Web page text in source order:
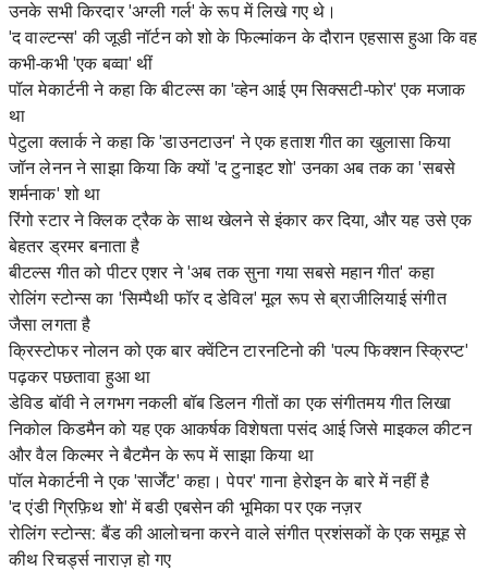
उनके सभी किरदार 'अग्ली गर्ल' के रूप में लिखे गए थे।
'द वाल्टन्स' की जूडी नॉर्टन को शो के फिल्मांकन के दौरान एहसास हुआ कि वह
कभी-कभी 'एक बव्वा' थीं
पॉल मेकार्टनी ने कहा कि बीटल्स का 'व्हेन आई एम सिक्सटी-फोर' एक मजाक
था
पेटुला क्लार्क ने कहा कि 'डाउनटाउन' ने एक हताश गीत का खुलासा किया
जॉन लेनन ने साझा किया कि क्यों 'द टुनाइट शो' उनका अब तक का 'सबसे
शर्मनाक' शो था
रिंगो स्टार ने क्लिक ट्रैक के साथ खेलने से इंकार कर दिया, और यह उसे एक
बेहतर ड्रमर बनाता है
बीटल्स गीत को पीटर एशर ने 'अब तक सुना गया सबसे महान गीत' कहा
रोलिंग स्टोन्स का 'सिम्पैथी फॉर द डेविल' मूल रूप से ब्राजीलियाई संगीत
जैसा लगता है
क्रिस्टोफर नोलन को एक बार क्वेंटिन टारनटिनो की 'पल्प फिक्शन स्क्रिप्ट'
पढ़कर पछतावा हुआ था
डेविड बॉवी ने लगभग नकली बॉब डिलन गीतों का एक संगीतमय गीत लिखा
निकोल किडमैन को यह एक आकर्षक विशेषता पसंद आई जिसे माइकल कीटन
और वैल किल्मर ने बैटमैन के रूप में साझा किया था
पॉल मेकार्टनी ने एक 'सार्जेंट' कहा। पेपर' गाना हेरोइन के बारे में नहीं है
'द एंडी ग्रिफ़िथ शो' में बडी एबसेन की भूमिका पर एक नज़र
रोलिंग स्टोन्स: बैंड की आलोचना करने वाले संगीत प्रशंसकों के एक समूह से
कीथ रिचर्ड्स नाराज़ हो गए